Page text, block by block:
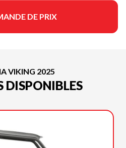
DE PRIX
VIKING 2025
DISPONIBLES